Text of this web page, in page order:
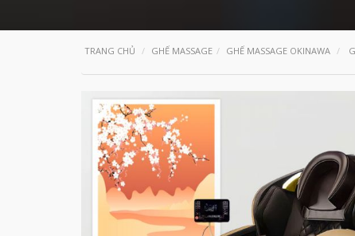
TRANG CHỦ GHẾ MASSAGE GHẾ MASSAGE OKINAWA